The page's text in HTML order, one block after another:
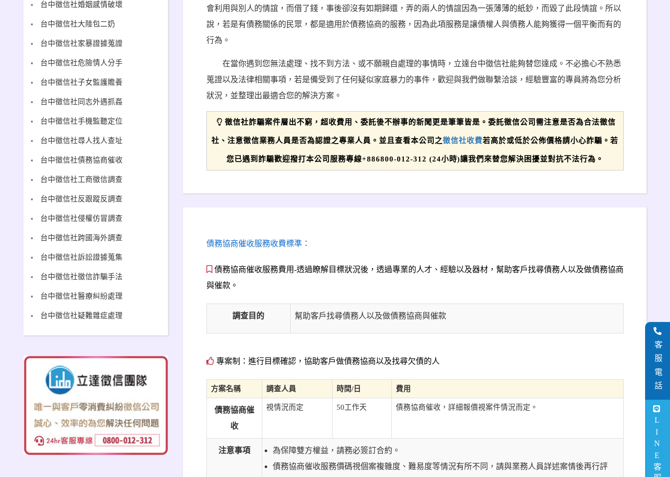
會利用與別人的情誼，而借了錢，事後卻沒有如期歸還，弄的兩人的情誼因為一張薄薄的紙鈔，而毀了此段情誼。所以
說，若是有債務關係的民眾，都是適用於債務協商的服務，因為此項服務是讓債權人與債務人能夠獲得一個平衡而有的
行為。
在當你遇到您無法處理、找不到方法、或不願親自處理的事情時，立達台中徵信社能夠替您達成。不必擔心不熟悉
蒐證以及法律相關事項，若是備受到了任何疑似家庭暴力的事件，歡迎與我們做聯繫洽談，經驗豐富的專員將為您分析
狀況，並整理出最適合您的解決方案。
徵信社詐騙案件層出不窮，超收費用、委託後不辦事的新聞更是筆筆皆是。委託徵信公司需注意是否為合法徵信
社、注意徵信業務人員是否為認證之專業人員。並且查看本公司之徵信社收費若高於或低於公佈價格請小心詐騙。若
您已遇到詐騙歡迎撥打本公司服務專線+886800-012-312 (24小時)讓我們來替您解決困擾並對抗不法行為。
債務協商催收服務收費標準：
債務協商催收服務費用-透過瞭解目標狀況後，透過專業的人才、經驗以及器材，幫助客戶找尋債務人以及做債務協商
與催款。
調查目的 幫助客戶找尋債務人以及做債務協商與催款
專案制：進行目標確認，協助客戶做債務協商以及找尋欠債的人
方案名稱 調查人員 時間/日 費用
債務協商催
收
視情況而定 50工作天 債務協商催收，詳細報價視案件情況而定。
注意事項
為保障雙方權益，請務必簽訂合約。
債務協商催收服務價碼視個案複雜度、難易度等情況有所不同，請與業務人員詳述案情後再行評
台中徵信社婚姻感情破壞
台中徵信社大陸包二奶
台中徵信社家暴證據蒐證
台中徵信社危險情人分手
台中徵信社子女監護贍養
台中徵信社同志外遇抓姦
台中徵信社手機監聽定位
台中徵信社尋人找人查址
台中徵信社債務協商催收
台中徵信社工商徵信調查
台中徵信社反跟蹤反調查
台中徵信社侵權仿冒調查
台中徵信社跨國海外調查
台中徵信社訴訟證據蒐集
台中徵信社徵信詐騙手法
台中徵信社醫療糾紛處理
台中徵信社疑難雜症處理
客服電話
LINE客服